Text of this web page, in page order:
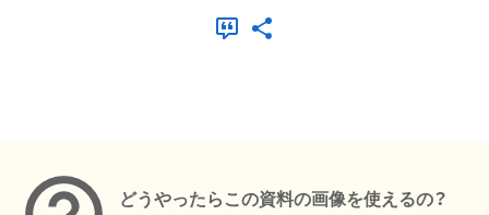
どうやったらこの資料の画像を使えるの？